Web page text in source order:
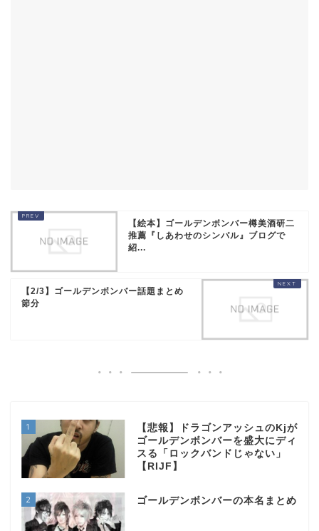
【絵本】ゴールデンボンバー樽美酒研二
推薦『しあわせのシンバル』ブログで
紹...
【2/3】ゴールデンボンバー話題まとめ
節分
1
【悲報】ドラゴンアッシュのKjが
ゴールデンボンバーを盛大にディ
スる「ロックバンドじゃない」
【RIJF】
2 ゴールデンボンバーの本名まとめ